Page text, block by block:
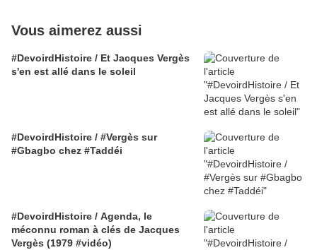
Vous aimerez aussi
#DevoirdHistoire / Et Jacques Vergès
s'en est allé dans le soleil
#DevoirdHistoire / #Vergès sur
#Gbagbo chez #Taddéi
#DevoirdHistoire / Agenda, le
méconnu roman à clés de Jacques
Vergès (1979 #vidéo)